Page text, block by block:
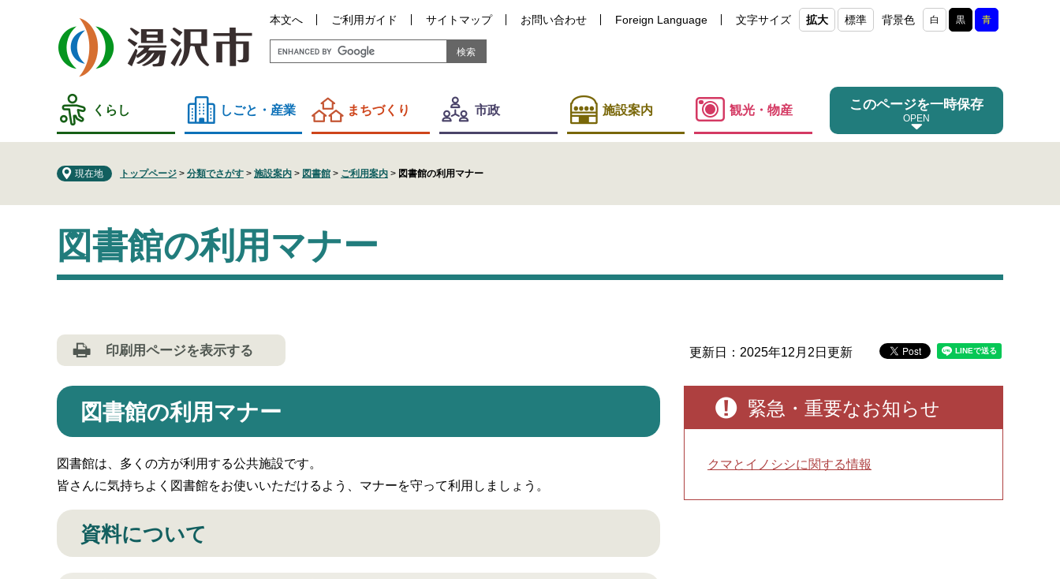
す
し
本文へ ご利用ガイド サイトマップ お問い合わせ Foreign Language 文字サイズ 拡大 標準 背景色 白 黒 青
くらし しごと・産業 まちづくり 市政 施設案内 観光・物産 このページを一時保存
現在地 トップページ > 分類でさがす > 施設案内 > 図書館 > ご利用案内 > 図書館の利用マナー
文図書館の利用マナー
印刷用ページを表示する 更新日：2025年12月2日更新
図書館の利用マナー
図書館は、多くの方が利用する公共施設です。
皆さんに気持ちよく図書館をお使いいただけるよう、マナーを守って利用しましょう。
資料について
緊急・重要なお知らせ
クマとイノシシに関する情報